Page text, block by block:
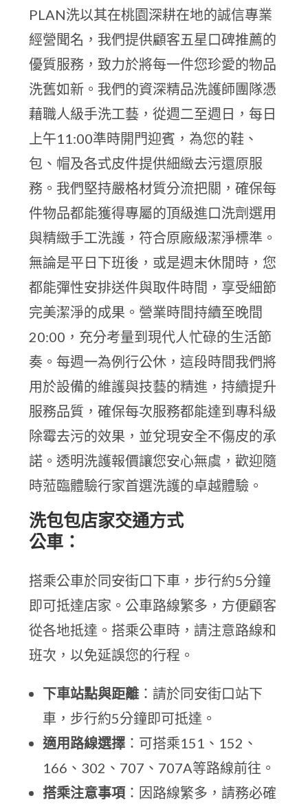
PLAN洗以其在桃園深耕在地的誠信專業
經營聞名，我們提供顧客五星口碑推薦的
優質服務，致力於將每一件您珍愛的物品
洗舊如新。我們的資深精品洗護師團隊憑
藉職人級手洗工藝，從週二至週日，每日
上午11:00準時開門迎賓，為您的鞋、
包、帽及各式皮件提供細緻去污還原服
務。我們堅持嚴格材質分流把關，確保每
件物品都能獲得專屬的頂級進口洗劑選用
與精緻手工洗護，符合原廠級潔淨標準。
無論是平日下班後，或是週末休閒時，您
都能彈性安排送件與取件時間，享受細節
完美潔淨的成果。營業時間持續至晚間
20:00，充分考量到現代人忙碌的生活節
奏。每週一為例行公休，這段時間我們將
用於設備的維護與技藝的精進，持續提升
服務品質，確保每次服務都能達到專科級
除霉去污的效果，並兌現安全不傷皮的承
諾。透明洗護報價讓您安心無虞，歡迎隨
時蒞臨體驗行家首選洗護的卓越體驗。
洗包包店家交通方式
公車：
搭乘公車於同安街口下車，步行約5分鐘
即可抵達店家。公車路線繁多，方便顧客
從各地抵達。搭乘公車時，請注意路線和
班次，以免延誤您的行程。
下車站點與距離 ：請於同安街口站下
車，步行約5分鐘即可抵達。
適用路線選擇 ：可搭乘151、152、
166、302、707、707A等路線前往。
搭乘注意事項 ：因路線繁多，請務必確